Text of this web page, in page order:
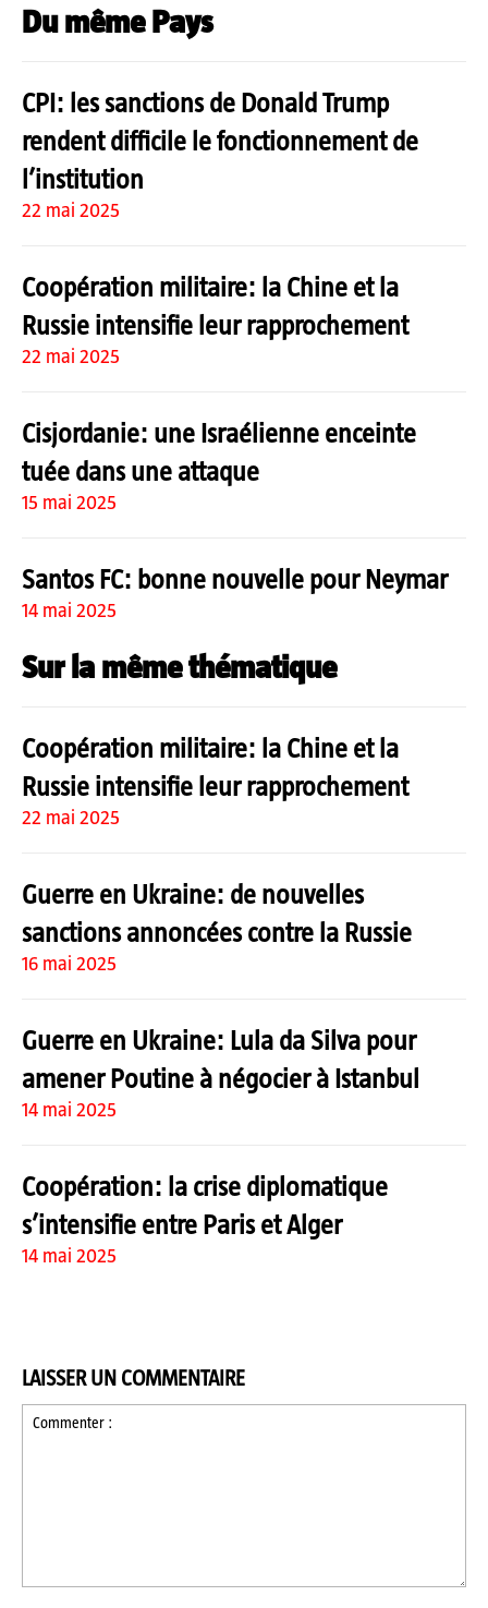
Du même Pays
CPI: les sanctions de Donald Trump
rendent difficile le fonctionnement de
l’institution
22 mai 2025
Coopération militaire: la Chine et la
Russie intensifie leur rapprochement
22 mai 2025
Cisjordanie: une Israélienne enceinte
tuée dans une attaque
15 mai 2025
Santos FC: bonne nouvelle pour Neymar
14 mai 2025
Sur la même thématique
Coopération militaire: la Chine et la
Russie intensifie leur rapprochement
22 mai 2025
Guerre en Ukraine: de nouvelles
sanctions annoncées contre la Russie
16 mai 2025
Guerre en Ukraine: Lula da Silva pour
amener Poutine à négocier à Istanbul
14 mai 2025
Coopération: la crise diplomatique
s’intensifie entre Paris et Alger
14 mai 2025
LAISSER UN COMMENTAIRE